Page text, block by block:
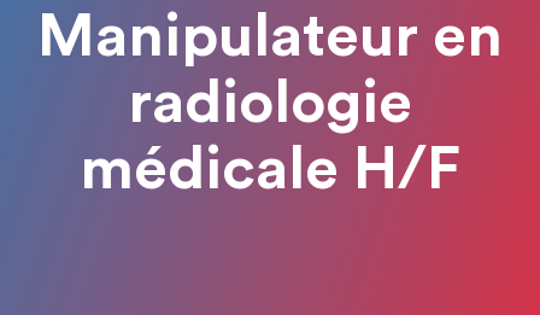
Manipulateur en
radiologie
médicale H/F